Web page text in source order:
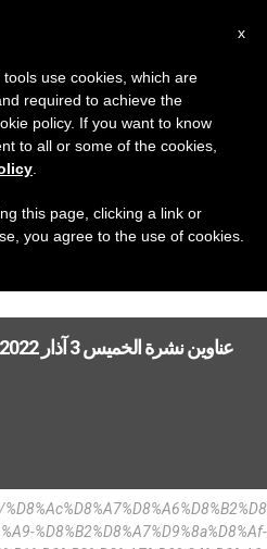
Posts Tagged ‘أخبار’
عناوين نشرة الخميس 3 آذار 2022: ممرّات إنسانيّة وأخبار دقيقة
%a9-%d8%b2%d8%a7%d9%8a%d8%af-
x
use cookies, which are
required to achieve the
policy. If you want to know
to all or some of the cookies,
this page, clicking a link or
you agree to the use of cookies.